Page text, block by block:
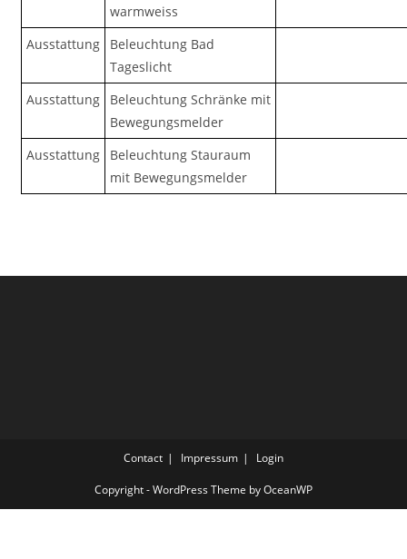
warmweiss
Ausstattung
Beleuchtung Bad
Tageslicht
Ausstattung
Beleuchtung Schränke mit
Bewegungsmelder
Ausstattung
Beleuchtung Stauraum
mit Bewegungsmelder
Contact Impressum Login
Copyright - WordPress Theme by OceanWP